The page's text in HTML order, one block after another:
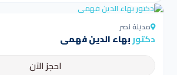
مدينة نصر
دكتوربهاء الدين فهمى
احجز الآن